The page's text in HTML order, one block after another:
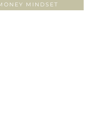
MINDSET